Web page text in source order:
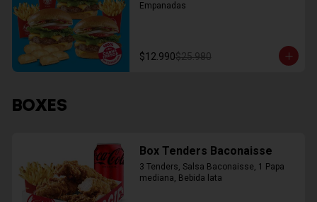
Empanadas
$12.990$25.980
BOXES
Box Tenders Baconaisse
3 Tenders, Salsa Baconaisse, 1 Papa
mediana, Bebida lata